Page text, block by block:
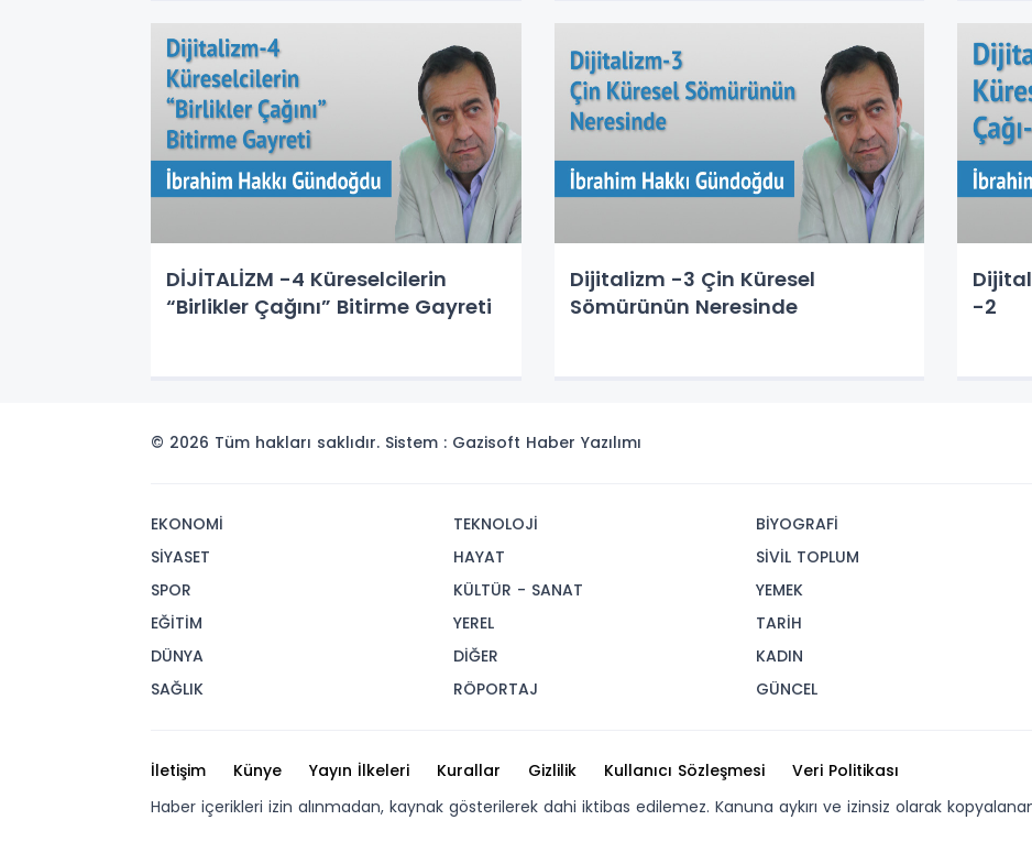
DİJİTALİZM -4 Küreselcilerin
“Birlikler Çağını” Bitirme Gayreti
Dijitalizm -3 Çin Küresel
Sömürünün Neresinde
-2
© 2026 Tüm hakları saklıdır. Sistem : Gazisoft Haber Yazılımı
EKONOMİ
SİYASET
SPOR
EĞİTİM
DÜNYA
SAĞLIK
TEKNOLOJİ
HAYAT
KÜLTÜR - SANAT
YEREL
DİĞER
RÖPORTAJ
BİYOGRAFİ
SİVİL TOPLUM
YEMEK
TARİH
KADIN
GÜNCEL
İletişim Künye Yayın İlkeleri Kurallar Gizlilik Kullanıcı Sözleşmesi
Veri Politikası
Haber içerikleri izin alınmadan, kaynak gösterilerek dahi iktibas edilemez. Kanuna aykırı ve izinsiz olarak